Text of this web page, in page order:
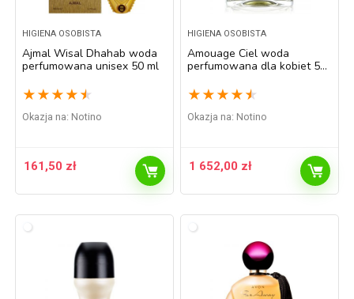
HIGIENA OSOBISTA
Ajmal Wisal Dhahab woda
perfumowana unisex 50 ml
★ ★ ★ ★ ★
Okazja na: Notino
161,50 zł
HIGIENA OSOBISTA
Amouage Ciel woda
perfumowana dla kobiet 50
★ ★ ★ ★ ★
Okazja na: Notino
1 652,00 zł